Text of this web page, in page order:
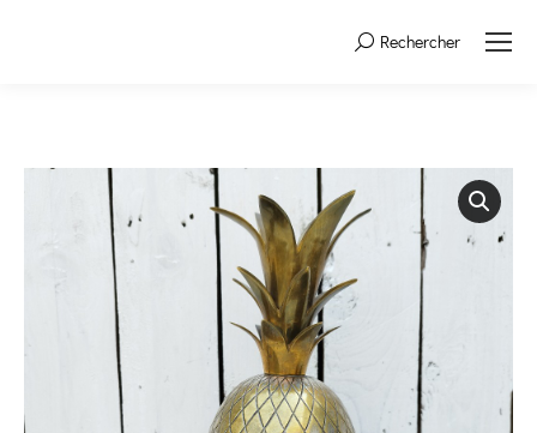
Search:Rechercher